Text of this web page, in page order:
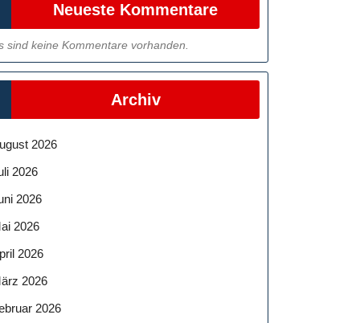
Neueste Kommentare
sind keine Kommentare vorhanden.
Archiv
2026
2026
2026
2026
2026
2026
2026